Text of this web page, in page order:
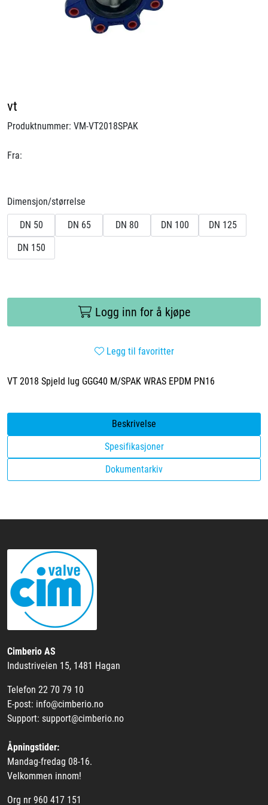
vt
Produktnummer: VM-VT2018SPAK
Fra:
Dimensjon/størrelse
DN 50 DN 65 DN 80 DN 100
DN 125
DN 150
Logg inn for å kjøpe
Legg til favoritter
VT 2018 Spjeld lug GGG40 M/SPAK WRAS EPDM PN16
Beskrivelse
Spesifikasjoner
Dokumentarkiv
Cimberio AS
Industriveien 15, 1481 Hagan
Telefon 22 70 79 10
E-post: info@cimberio.no
Support: support@cimberio.no
Åpningstider:
Mandag-fredag 08-16.
Velkommen innom!
Org nr 960 417 151
Om oss
Et annerledes selskap
Salgsbetingelser